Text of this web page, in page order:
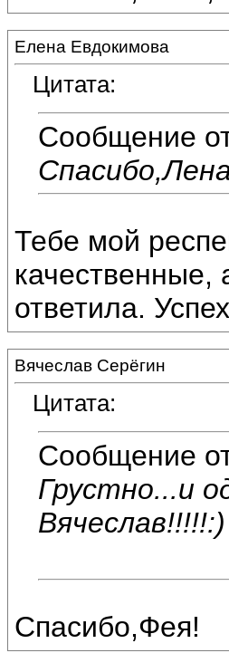
Елена Евдокимова
Цитата:
Сообщение
Тебе мой
качественные,
ответила.
Вячеслав Серёгин
Цитата:
Сообщение
Грустно...и
Вячеслав!!!!!:)
Спасибо,Фея!